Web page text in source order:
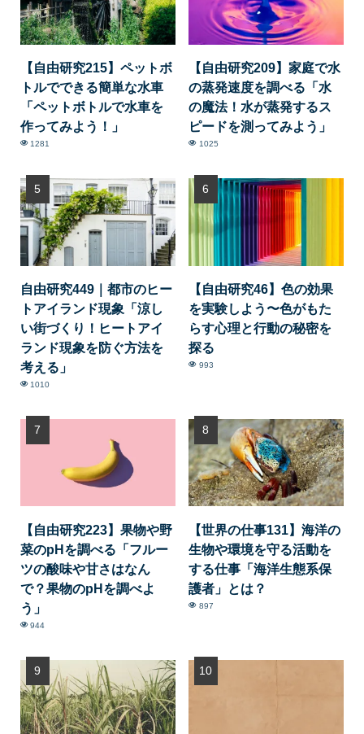
【自由研究215】ペットボ
トルでできる簡単な水車
「ペットボトルで水車を
作ってみよう！」
1281
【自由研究209】家庭で水
の蒸発速度を調べる「水
の魔法！水が蒸発するス
ピードを測ってみよう」
1025
自由研究449｜都市のヒー
トアイランド現象「涼し
い街づくり！ヒートアイ
ランド現象を防ぐ方法を
考える」
1010
【自由研究46】色の効果
を実験しよう〜色がもた
らす心理と行動の秘密を
探る
993
【自由研究223】果物や野
菜のpHを調べる「フルー
ツの酸味や甘さはなん
で？果物のpHを調べよ
う」
944
【世界の仕事131】海洋の
生物や環境を守る活動を
する仕事「海洋生態系保
護者」とは？
897